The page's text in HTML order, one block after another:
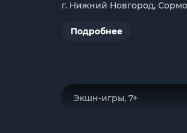
г. Нижний Новгород,
Подробнее
Экшн-игры, 7+